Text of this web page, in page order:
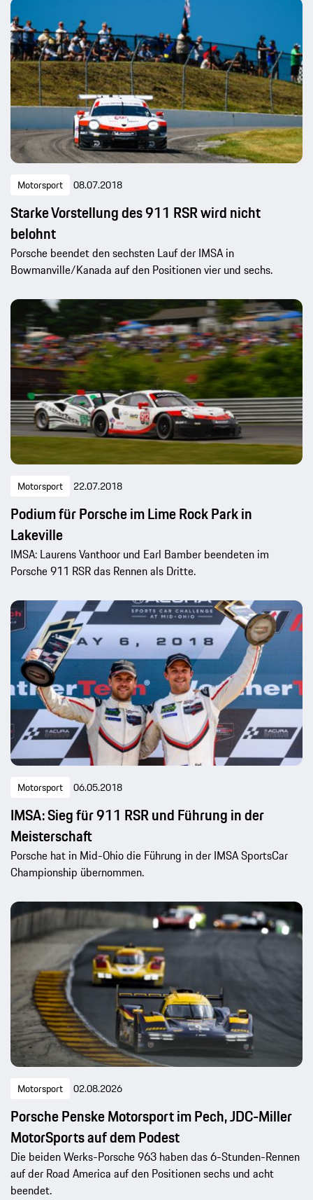
Motorsport 08.07.2018
Starke Vorstellung des 911 RSR wird nicht
belohnt
Porsche beendet den sechsten Lauf der IMSA in
Bowmanville/Kanada auf den Positionen vier und sechs.
Motorsport 22.07.2018
Podium für Porsche im Lime Rock Park in
Lakeville
IMSA: Laurens Vanthoor und Earl Bamber beendeten im
Porsche 911 RSR das Rennen als Dritte.
Motorsport 06.05.2018
IMSA: Sieg für 911 RSR und Führung in der
Meisterschaft
Porsche hat in Mid-Ohio die Führung in der IMSA SportsCar
Championship übernommen.
Motorsport 02.08.2026
Porsche Penske Motorsport im Pech, JDC-Miller
MotorSports auf dem Podest
Die beiden Werks-Porsche 963 haben das 6-Stunden-Rennen
auf der Road America auf den Positionen sechs und acht
beendet.